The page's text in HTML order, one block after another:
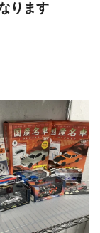
ります